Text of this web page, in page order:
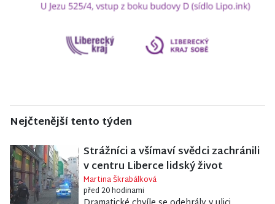
Nejčtenější tento týden
Strážníci a všímaví svědci zachránili
v centru Liberce lidský život
Martina Škrabálková
před 20 hodinami